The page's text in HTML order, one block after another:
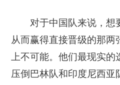
对于中国队来说，想
从而赢得直接晋级的那两
上不可能。他们最现实的
压倒巴林队和印度尼西亚